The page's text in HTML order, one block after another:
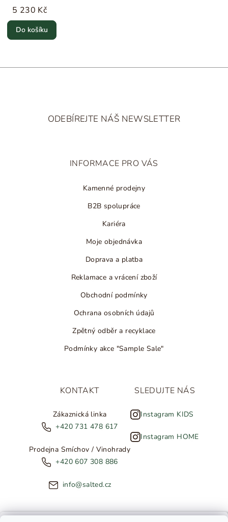
5 230 Kč
Do košíku
ODEBÍREJTE NÁŠ NEWSLETTER
INFORMACE PRO VÁS
Kamenné prodejny
B2B spolupráce
Kariéra
Moje objednávka
Doprava a platba
Reklamace a vrácení zboží
Obchodní podmínky
Ochrana osobních údajů
Zpětný odběr a recyklace
Podmínky akce "Sample Sale"
KONTAKT
Zákaznická linka
+420 731 478 617
Prodejna Smíchov / Vinohrady
+420 607 308 886
info@salted.cz
SLEDUJTE NÁS
Instagram KIDS
Instagram HOME